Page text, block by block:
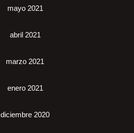
mayo 2021
abril 2021
marzo 2021
enero 2021
diciembre 2020